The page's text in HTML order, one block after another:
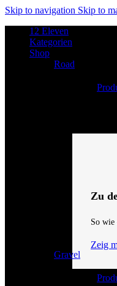
Skip to navigation Skip to
12 Eleven
Kategorien
Shop
Road
Zu
So wie
Zeig
Gravel